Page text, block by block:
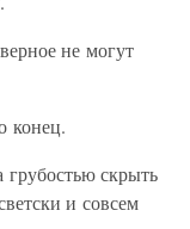
не могут
конец.
скрыть
и совсем